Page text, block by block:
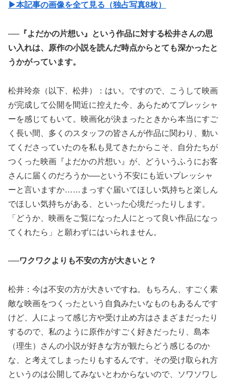
▶︎本記事の画像を全て見る（独占写真8枚）
──『よだかの片想い』という作品に対する松井さんの思
い入れは、原作の小説を読んだ時点からとても深かったと
うかがっています。
松井玲奈（以下、松井）：はい。ですので、こうして映画
が完成して公開を間近に控えた今、あらためてプレッシャ
ーを感じてもいて。映画化が決まったときから本当にすご
く長い間、多くのスタッフの皆さんが作品に関わり、動い
てくださっていたのを私も見てきたからこそ、自分たちが
つくった映画『よだかの片想い』が、どういうふうにお客
さんに届くのだろうか──という不安にも近いプレッシャ
ーと言いますか……まっすぐ届いてほしい気持ちと楽しん
でほしい気持ちがある、といった心境だったりします。
「どうか、映画をご覧になった人にとって良い作品になっ
てくれたら」と願わずにはいられません。
──ワクワクよりも不安の方が大きいと？
松井：今は不安の方が大きいですね。もちろん、すごく素
敵な映画をつくったという自負みたいなものもあるんです
けど、人によって感じ方や受け止め方はさまざまだったり
するので、私のように原作がすごく好きだったり、島本
（理生）さんの小説が好きな方が観たらどう感じるのか
な、と考えてしまったりもするんです。その受け取られ方
というのは公開してみないとわからないので、ソワソワし